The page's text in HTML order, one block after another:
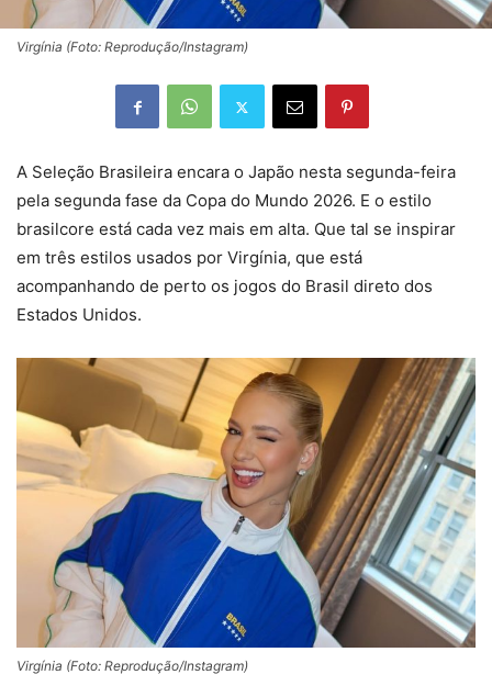
Virgínia (Foto: Reprodução/Instagram)
A Seleção Brasileira encara o Japão nesta segunda-feira
pela segunda fase da Copa do Mundo 2026. E o estilo
brasilcore está cada vez mais em alta. Que tal se inspirar
em três estilos usados por Virgínia, que está
acompanhando de perto os jogos do Brasil direto dos
Estados Unidos.
Virgínia (Foto: Reprodução/Instagram)